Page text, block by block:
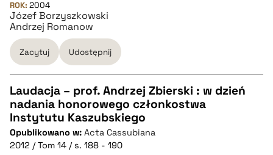
BIBTEX
pobierz cytat
ROK: 2004
Józef Borzyszkowski
Andrzej Romanow
Zacytuj Udostępnij
CZYSTY TEKST
pobierz cytat
Laudacja – prof. Andrzej Zbierski : w dzień
nadania honorowego członkostwa
Instytutu Kaszubskiego
Opublikowano w: Acta Cassubiana
2012 / Tom 14 / s. 188 - 190